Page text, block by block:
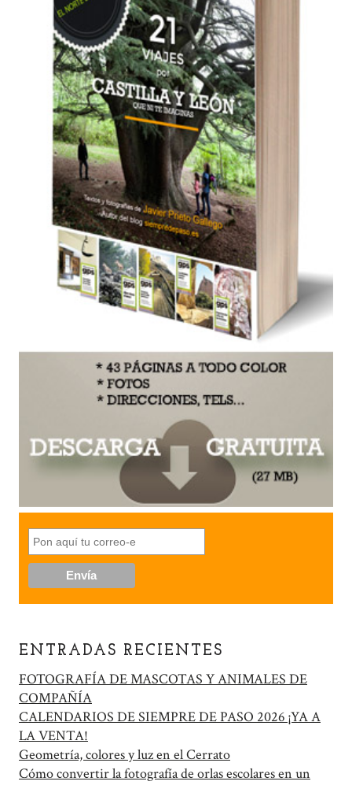
ENTRADAS RECIENTES
FOTOGRAFÍA DE MASCOTAS Y ANIMALES DE
COMPAÑÍA
CALENDARIOS DE SIEMPRE DE PASO 2026 ¡YA A
LA VENTA!
Geometría, colores y luz en el Cerrato
Cómo convertir la fotografía de orlas escolares en un